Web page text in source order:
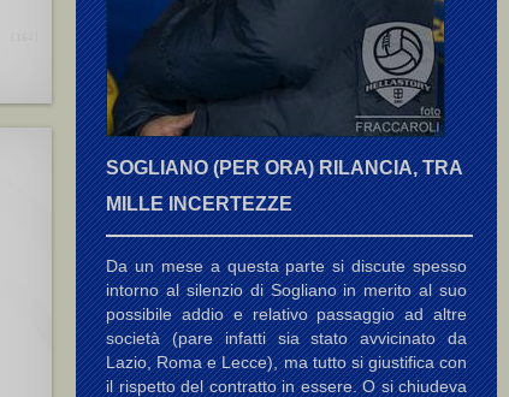
SOGLIANO (PER ORA) RILANCIA, TRA
MILLE INCERTEZZE
Da un mese a questa parte si discute spesso
intorno al silenzio di Sogliano in merito al suo
possibile addio e relativo passaggio ad altre
società (pare infatti sia stato avvicinato da
Lazio, Roma e Lecce), ma tutto si giustifica con
il rispetto del contratto in essere. O si chiudeva